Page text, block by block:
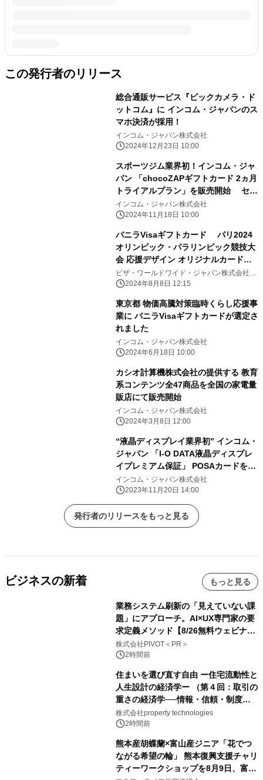
この発行者のリリース
総合通販サービス『ビックカメラ・ド
ットコム』に インコム・ジャパンのス
マホ決済が採用！
インコム・ジャパン株式会社
2024年12月23日 10:00
スポーツジム業界初！インコム・ジャ
パン 「chocoZAPギフトカード 2ヵ月
トライアルプラン」を販売開始 セブ
ン-イレブンで販売を記念したキャンペ
ーンも実施
インコム・ジャパン株式会社
2024年11月18日 10:00
バニラVisaギフトカード パリ2024
オリンピック・パラリンピック競技大
会 応援デザイン オリジナルカード販
売のお知らせ
ビザ・ワールドワイド・ジャパン株式会社、
インコム・ジャパン株式会社
2024年8月8日 12:15
東京都 物価高騰対策臨時くらし応援事
業に バニラVisaギフトカードが選定さ
れました
インコム・ジャパン株式会社
2024年6月18日 10:00
カシオ計算機株式会社の提供する 教育
系コンテンツ全47商品を全国の家電量
販店にて販売開始
インコム・ジャパン株式会社
2024年3月8日 12:00
“液晶ディスプレイ業界初” インコム・
ジャパン 「I-O DATA液晶ディスプレ
イプレミアム保証」 POSAカードを販
売開始
インコム・ジャパン株式会社
2023年11月20日 14:00
発行者のリリースをもっと見る
ビジネスの新着 もっと見る
業務システム刷新の「見えていない課
題」にアプローチ。AI×UX専門家の要
求定義メソッド【8/26無料ウェビナ
ー】株式会社PIVOT
株式会社PIVOT＜PR＞
2時間前
住まいを選び直す自由 ー住宅流動性と
人生設計の経済学ー （第４回：取引の
重さの経済学──情報・信頼・制度を
PropTechはどう組み替えるか）｜
PropTech-Lab
株式会社property technologies
2時間前
熊本産胡蝶蘭×富山産ジニア「花でつ
ながる希望の輪」 熊本復興支援チャリ
ティーワークショップを8月9日、富